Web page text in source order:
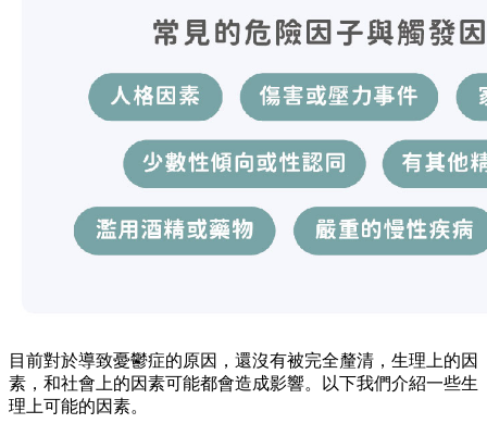
目前對於導致憂鬱症的原因，還沒有被完全釐清，生理上的因
素，和社會上的因素可能都會造成影響。以下我們介紹一些生
理上可能的因素。